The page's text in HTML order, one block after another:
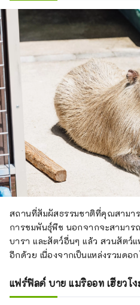
สถานที่สัมผัสธรรมชาติที่คุณสามา
การชมพันธุ์พืช นอกจากจะสามาร
บารา และสัตว์อื่นๆ แล้ว สวนสัตว์
อีกด้วย เนื่องจากเป็นแหล่งรวมดอ
แฟร์ฟิลด์ บาย แมริออท เฮียวโง